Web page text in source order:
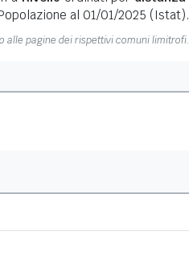
al 01/01/2025 (Istat).
alle pagine dei rispettivi comuni limitrofi.